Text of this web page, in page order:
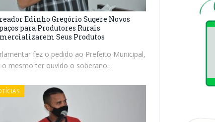
Edinho Gregório Sugere Novos
para Produtores Rurais
Seus Produtos
fez o pedido ao Prefeito Municipal,
o mesmo ter ouvido o soberano…